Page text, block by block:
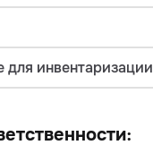
для инвентаризации